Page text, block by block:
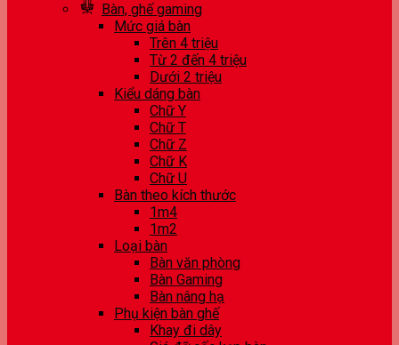
Bàn, ghế gaming
Mức giá bàn
Trên 4 triệu
Từ 2 đến 4 triệu
Dưới 2 triệu
Kiểu dáng bàn
Chữ Y
Chữ T
Chữ Z
Chữ K
Chữ U
Bàn theo kích thước
1m4
1m2
Loại bàn
Bàn văn phòng
Bàn Gaming
Bàn nâng hạ
Phụ kiện bàn ghế
Khay đi dây